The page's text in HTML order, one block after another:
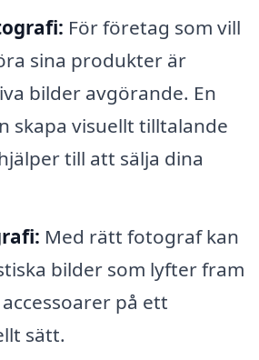
För företag som vill
sina produkter är
bilder avgörande. En
skapa visuellt tilltalande
till att sälja dina
Med rätt fotograf kan
bilder som lyfter fram
på ett
sätt.